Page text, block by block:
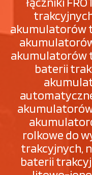
akumulatorów
akumulatorów
baterii
rolkowe do
trakcyjnych,
baterii